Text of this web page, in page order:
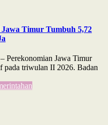
Timur Tumbuh 5,72
Perekonomian Jawa Timur
pada triwulan II 2026. Badan